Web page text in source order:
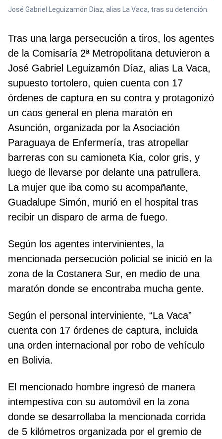
José Gabriel Leguizamón Díaz, alias La Vaca, tras su detención.
Tras una larga persecución a tiros, los agentes
de la Comisaría 2ª Metropolitana detuvieron a
José Gabriel Leguizamón Díaz, alias La Vaca,
supuesto tortolero, quien cuenta con 17
órdenes de captura en su contra y protagonizó
un caos general en plena maratón en
Asunción, organizada por la Asociación
Paraguaya de Enfermería, tras atropellar
barreras con su camioneta Kia, color gris, y
luego de llevarse por delante una patrullera.
La mujer que iba como su acompañante,
Guadalupe Simón, murió en el hospital tras
recibir un disparo de arma de fuego.
Según los agentes intervinientes, la
mencionada persecución policial se inició en la
zona de la Costanera Sur, en medio de una
maratón donde se encontraba mucha gente.
Según el personal interviniente, “La Vaca”
cuenta con 17 órdenes de captura, incluida
una orden internacional por robo de vehículo
en Bolivia.
El mencionado hombre ingresó de manera
intempestiva con su automóvil en la zona
donde se desarrollaba la mencionada corrida
de 5 kilómetros organizada por el gremio de